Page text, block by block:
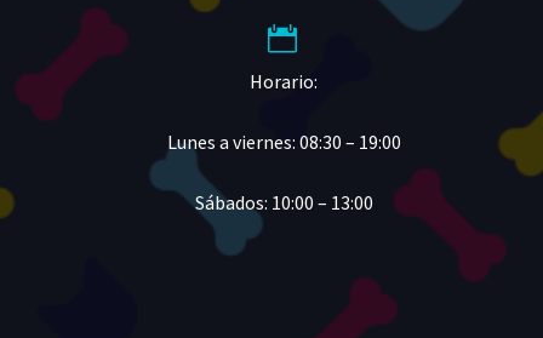


Horario:
Lunes a viernes: 08:30 – 19:00
Sábados: 10:00 – 13:00